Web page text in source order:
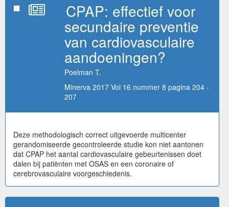
CPAP: effectief voor
secundaire preventie
van cardiovasculaire
aandoeningen?
Poelman T.
Minerva 2017 Vol 16 nummer 8 pagina 204 -
207
Deze methodologisch correct uitgevoerde multicenter
gerandomiseerde gecontroleerde studie kon niet aantonen
dat CPAP het aantal cardiovasculaire gebeurtenissen doet
dalen bij patiënten met OSAS en een coronaire of
cerebrovasculaire voorgeschiedenis.